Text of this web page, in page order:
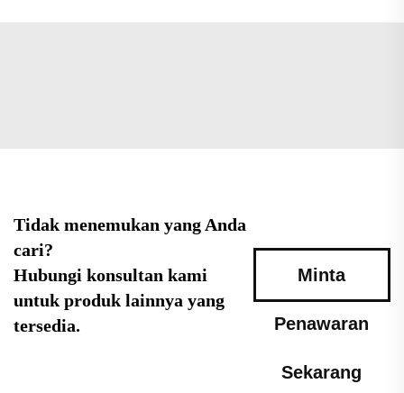
Tidak menemukan yang Anda
cari?
Hubungi konsultan kami
untuk produk lainnya yang
tersedia.
Minta
Penawaran
Sekarang